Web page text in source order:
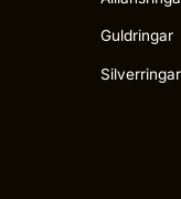
Guldringar
Silverringar